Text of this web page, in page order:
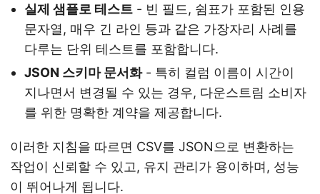
실제 샘플로 테스트 - 빈 필드, 쉼표가 포함된 인용
문자열, 매우 긴 라인 등과 같은 가장자리 사례를
다루는 단위 테스트를 포함합니다.
JSON 스키마 문서화- 특히 컬럼 이름이 시간이
지나면서 변경될 수 있는 경우, 다운스트림 소비자
를 위한 명확한 계약을 제공합니다.
이러한 지침을 따르면 CSV를 JSON으로 변환하는
작업이 신뢰할 수 있고, 유지 관리가 용이하며, 성능
이 뛰어나게 됩니다.